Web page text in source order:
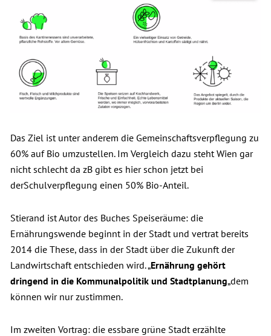
Das Ziel ist unter anderem die Gemeinschaftsverpflegung zu
60% auf Bio umzustellen. Im Vergleich dazu steht Wien gar
nicht schlecht da zB gibt es hier schon jetzt bei
derSchulverpflegung einen 50% Bio-Anteil.
Stierand ist Autor des Buches Speiseräume: die
Ernährungswende beginnt in der Stadt und vertrat bereits
2014 die These, dass in der Stadt über die Zukunft der
Landwirtschaft entschieden wird. „Ernährung gehört
dringend in die Kommunalpolitik und Stadtplanung„dem
können wir nur zustimmen.
Im zweiten Vortrag: die essbare grüne Stadt erzählte